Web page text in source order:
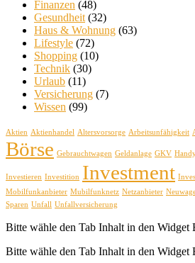
Finanzen (48)
Gesundheit (32)
Haus & Wohnung (63)
Lifestyle (72)
Shopping (10)
Technik (30)
Urlaub (11)
Versicherung (7)
Wissen (99)
Aktien Aktienhandel Altersvorsorge Arbeitsunfähigkeit
Börse Gebrauchtwagen Geldanlage GKV
Investieren Investition Investment
Mobilfunkanbieter Mubilfunknetz Netzanbieter
Sparen Unfall Unfallversicherung
Bitte wähle den Tab Inhalt in den Widget
Bitte wähle den Tab Inhalt in den Widget